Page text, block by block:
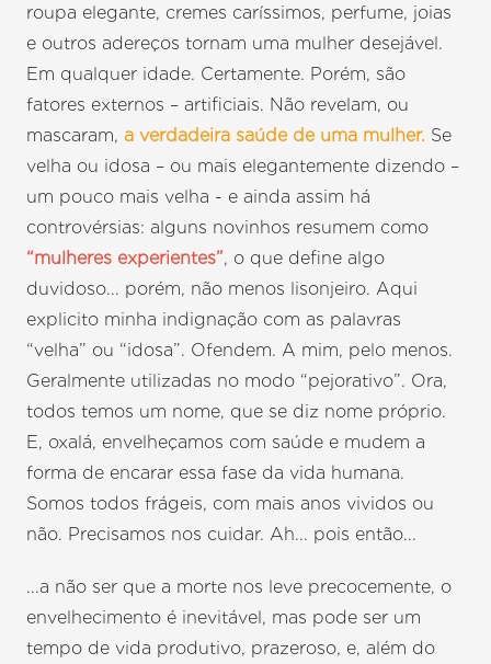
roupa elegante, cremes caríssimos, perfume, joias
e outros adereços tornam uma mulher desejável.
Em qualquer idade. Certamente. Porém, são
fatores externos – artificiais. Não revelam, ou
mascaram,a verdadeira saúde de uma mulher. Se
velha ou idosa – ou mais elegantemente dizendo –
um pouco mais velha - e ainda assim há
controvérsias: alguns novinhos resumem como
“mulheres experientes”, o que define algo
duvidoso... porém, não menos lisonjeiro. Aqui
explicito minha indignação com as palavras
“velha” ou “idosa”. Ofendem. A mim, pelo menos.
Geralmente utilizadas no modo “pejorativo”. Ora,
todos temos um nome, que se diz nome próprio.
E, oxalá, envelheçamos com saúde e mudem a
forma de encarar essa fase da vida humana.
Somos todos frágeis, com mais anos vividos ou
não. Precisamos nos cuidar. Ah... pois então...
...a não ser que a morte nos leve precocemente, o
envelhecimento é inevitável, mas pode ser um
tempo de vida produtivo, prazeroso, e, além do